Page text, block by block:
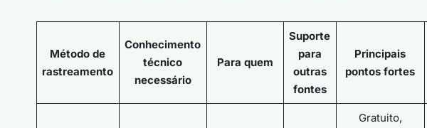
Método de
rastreamento
Conhecimento
técnico
necessário
Para quem
Suporte
para
outras
fontes
Principais
pontos fortes
Gratuito,